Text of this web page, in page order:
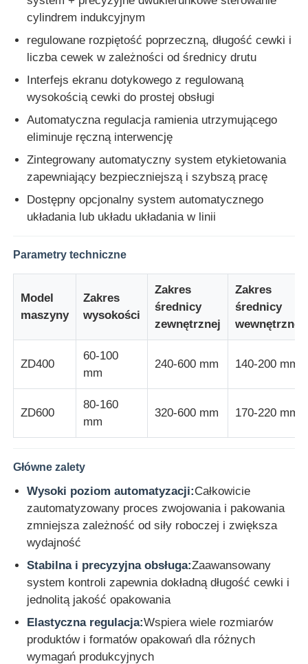
Wycieczka po fabryce
Kontrola jakości
Skontaktuj się z nami
Aktualności
Wszystkie przypadki
Poprosić o wycenę
Linia produkcyjna wytłaczania
Linia wytłaczania drutu
maszyna do skręcania drutu
Maszyna pancerna
Maszyna do pakowania
Pojedyncza maszyna Twist
maszyna kablowa
Maszyna do skręcania par
cylindrem indukcyjnym
regulowane rozpiętość poprzeczną, długość cewki i
liczba cewek w zależności od średnicy drutu
Interfejs ekranu dotykowego z regulowaną
wysokością cewki do prostej obsługi
Automatyczna regulacja ramienia utrzymującego
eliminuje ręczną interwencję
Zintegrowany automatyczny system etykietowania
zapewniający bezpieczniejszą i szybszą pracę
Dostępny opcjonalny system automatycznego
układania lub układu układania w linii
Parametry techniczne
Model
maszyny
Zakres
wysokości
Zakres
średnicy
zewnętrznej
Zakres
średnicy
wewnętrznej
ZD400
60-100
mm
240-600 mm 140-200 mm
ZD600
80-160
mm
320-600 mm 170-220 mm
Główne zalety
Wysoki poziom automatyzacji:Całkowicie
zautomatyzowany proces zwojowania i pakowania
zmniejsza zależność od siły roboczej i zwiększa
wydajność
Stabilna i precyzyjna obsługa:Zaawansowany
system kontroli zapewnia dokładną długość cewki i
jednolitą jakość opakowania
Elastyczna regulacja:Wspiera wiele rozmiarów
produktów i formatów opakowań dla różnych
wymagań produkcyjnych